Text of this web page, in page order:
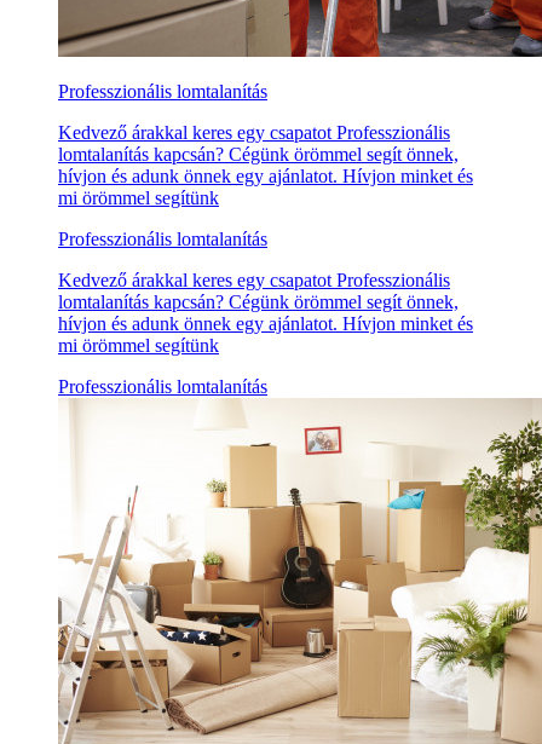
Professzionális lomtalanítás
Kedvező árakkal keres egy csapatot Professzionális
lomtalanítás kapcsán? Cégünk örömmel segít önnek,
hívjon és adunk önnek egy ajánlatot. Hívjon minket és
mi örömmel segítünk
Professzionális lomtalanítás
Kedvező árakkal keres egy csapatot Professzionális
lomtalanítás kapcsán? Cégünk örömmel segít önnek,
hívjon és adunk önnek egy ajánlatot. Hívjon minket és
mi örömmel segítünk
Professzionális lomtalanítás